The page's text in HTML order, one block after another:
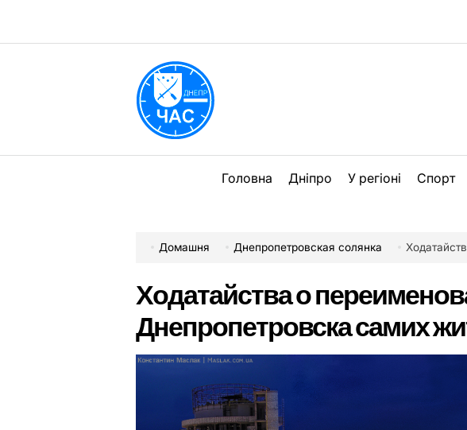
вмісту
Головна Дніпро У регіоні Спорт
Домашня Днепропетровская солянка
Ходатайства о
Днепропетровска самих